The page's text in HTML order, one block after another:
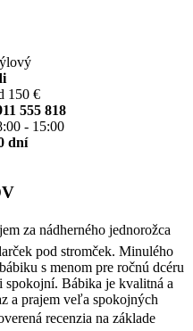
150 €
555 818
- 15:00
dní
za nádherného jednorožca
pod stromček. Minulého
s menom pre ročnú dcéru
spokojní. Bábika je kvalitná a
a prajem veľa spokojných
recenzia na základe